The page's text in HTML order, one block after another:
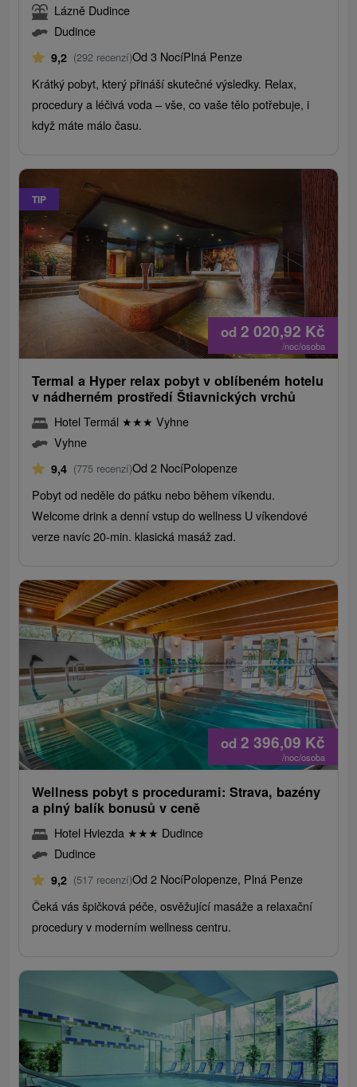
Lázně Dudince
Dudince
9,2 (292 recenzí)Od 3 NocíPlná Penze
Krátký pobyt, který přináší skutečné výsledky. Relax,
procedury a léčivá voda – vše, co vaše tělo potřebuje, i
když máte málo času.
TIP
od 2 020,92 Kč
/noc/osoba
Termal a Hyper relax pobyt v oblíbeném hotelu
v nádherném prostředí Štiavnických vrchů
Hotel Termál ★★★ Vyhne
Vyhne
9,4 (775 recenzí)Od 2 NocíPolopenze
Pobyt od neděle do pátku nebo během víkendu.
Welcome drink a denní vstup do wellness U víkendové
verze navíc 20-min. klasická masáž zad.
od 2 396,09 Kč
/noc/osoba
Wellness pobyt s procedurami: Strava, bazény
a plný balík bonusů v ceně
Hotel Hviezda ★★★ Dudince
Dudince
9,2 (517 recenzí)Od 2 NocíPolopenze, Plná Penze
Čeká vás špičková péče, osvěžující masáže a relaxační
procedury v moderním wellness centru.